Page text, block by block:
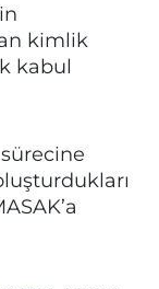
kimlik
kabul